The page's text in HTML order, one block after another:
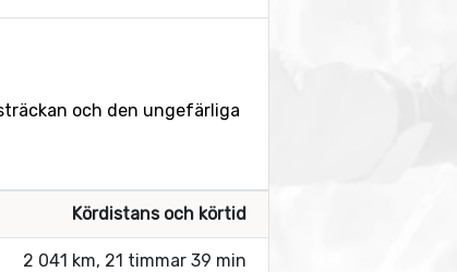
och den ungefärliga
Kördistans och körtid
2 041 km, 21 timmar 39 min